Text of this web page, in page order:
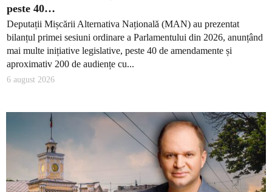
peste 40…
Deputații Mișcării Alternativa Națională (MAN) au prezentat
bilanțul primei sesiuni ordinare a Parlamentului din 2026, anunțând
mai multe inițiative legislative, peste 40 de amendamente și
aproximativ 200 de audiențe cu...
6 august 2026